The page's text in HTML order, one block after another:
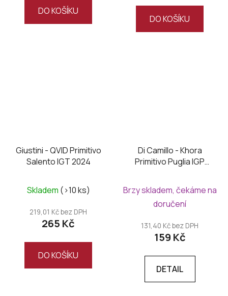
z
DO KOŠÍKU
DO KOŠÍKU
Giustini - QVID Primitivo
Salento IGT 2024
Skladem (>10 ks)
219,01 Kč bez DPH
265 Kč
DO KOŠÍKU
Di Camillo - Khora
Primitivo Puglia IGP
Brzy skladem, čekáme na
doručení
131,40 Kč bez DPH
159 Kč
DETAIL